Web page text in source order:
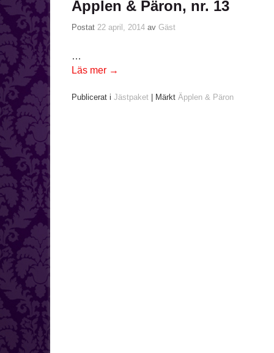
Äpplen & Päron, nr. 13
Postat 22 april, 2014 av Gäst
…
Läs mer →
Publicerat i Jästpaket Märkt Äpplen & Päron